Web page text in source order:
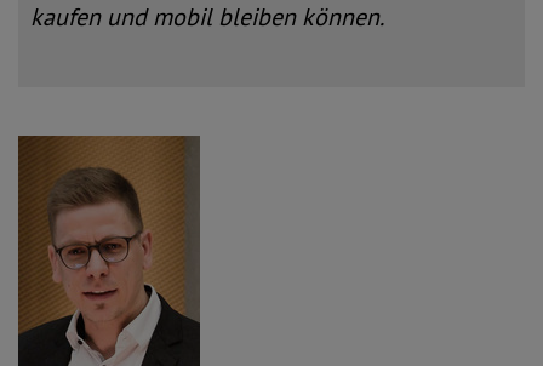
kaufen und mobil bleiben können.